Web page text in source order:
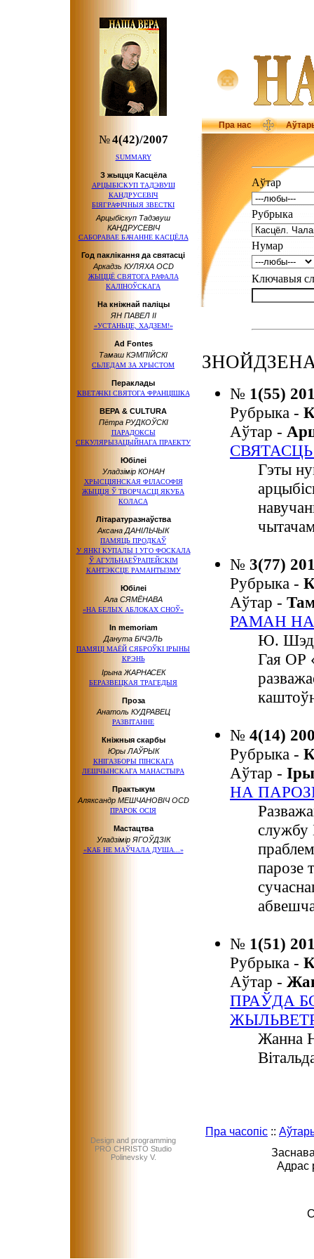
Пра нас
№4(42)/2007
SUMMARY
З жыцця Касцёла
АРЦЫБІСКУП ТАДЭВУШ
КАНДРУСЕВІЧ
БІЯГРАФІЧНЫЯ ЗВЕСТКІ
Арцыбіскуп Тадэвуш
КАНДРУСЕВІЧ
САБОРАВАЕ БАЧАННЕ КАСЦЁЛА
Год паклікання да святасці
Аркадзь КУЛЯХА OCD
ЖЫЦЦЁ СВЯТОГА РАФАЛА
КАЛІНОЎСКАГА
На кніжнай паліцы
ЯН ПАВЕЛ ІІ
«УСТАНЬЦЕ, ХАДЗЕМ!»
Ad Fontes
Тамаш КЭМПІЙСКІ
СЬЛЕДАМ ЗА ХРЫСТОМ
Пераклады
КВЕТАЧКІ СВЯТОГА ФРАНЦІШКА
ВЕРА & CULTURA
Пётра РУДКОЎСКІ
ПАРАДОКСЫ
СЕКУЛЯРЫЗАЦЫЙНАГА ПРАЕКТУ
Юбілеі
Уладзімір КОНАН
ХРЫСЦІЯНСКАЯ ФІЛАСОФІЯ
ЖЫЦЦЯ Ў ТВОРЧАСЦІ ЯКУБА
КОЛАСА
Літаратуразнаўства
Аксана ДАНІЛЬЧЫК
ПАМЯЦЬ ПРОДКАЎ
У ЯНКІ КУПАЛЫ І УГО ФОСКАЛА
Ў АГУЛЬНАЕЎРАПЕЙСКІМ
КАНТЭКСЦЕ РАМАНТЫЗМУ
Юбілеі
Ала СЯМЁНАВА
«НА БЕЛЫХ АБЛОКАХ СНОЎ»
In memoriam
Данута БІЧЭЛЬ
ПАМЯЦІ МАЁЙ СЯБРОЎКІ ІРЫНЫ
КРЭНЬ
Ірына ЖАРНАСЕК
БЕРАЗВЕЦКАЯ ТРАГЕДЫЯ
Проза
Анатоль КУДРАВЕЦ
РАЗВІТАННЕ
Кніжныя скарбы
Юры ЛАЎРЫК
КНІГАЗБОРЫ ПІНСКАГА
ЛЕШЧЫНСКАГА МАНАСТЫРА
Практыкум
Аляксандр МЕШЧАНОВІЧ OCD
ПРАРОК ОСІЯ
Мастацтва
Уладзімір ЯГОЎДЗІК
«КАБ НЕ МАЎЧАЛА ДУША...»
Аўтар
Рубрыка
Нумар
Ключавыя
№ 1(55)
Рубрыка -
Аўтар -
Гэты
№ 3(77)
Рубрыка -
Аўтар -
РАМАН
Ю.
Гая ОР
№ 4(14)
Рубрыка -
Аўтар -
НА
службу
парозе
№ 1(51)
Рубрыка -
Аўтар -
ПРАЎДА
Жанна
Design and programming
PRO CHRISTO Studio
Polinevsky V.
Пра часопіс ::
Адрас